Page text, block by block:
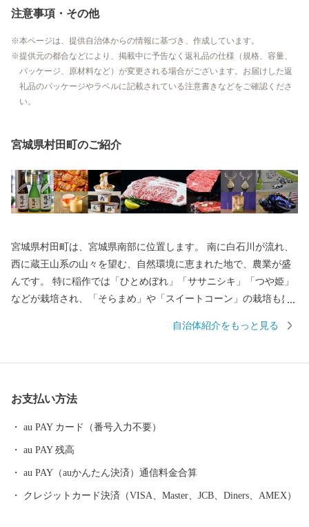
注意事項・その他
本ページは、提供自治体からの情報に基づき、作成しています。
提供元の都合などにより、掲載中に予告なく返礼品の仕様（規格、容量、
パッケージ、原材料など）が変更される場合がございます。お届けした返
礼品のパッケージやラベルに記載されている注意書きなどをご確認くださ
い。
宮城県村田町のご紹介
宮城県村田町は、宮城県南部に位置します。 南に白石川が流れ、
西に蔵王山系の山々を望む、自然環境に恵まれた地で、農業が盛
んです。 特に稲作では「ひとめぼれ」「ササニシキ」「つや姫」
などが栽培され、「そらまめ」や「スイートコーン」の栽培も盛
自治体紹介をもっと見る
お支払い方法
au PAY カード（番号入力不要）
au PAY 残高
au PAY（auかんたん決済）通信料金合算
クレジットカード決済（VISA、Master、JCB、Diners、AMEX）